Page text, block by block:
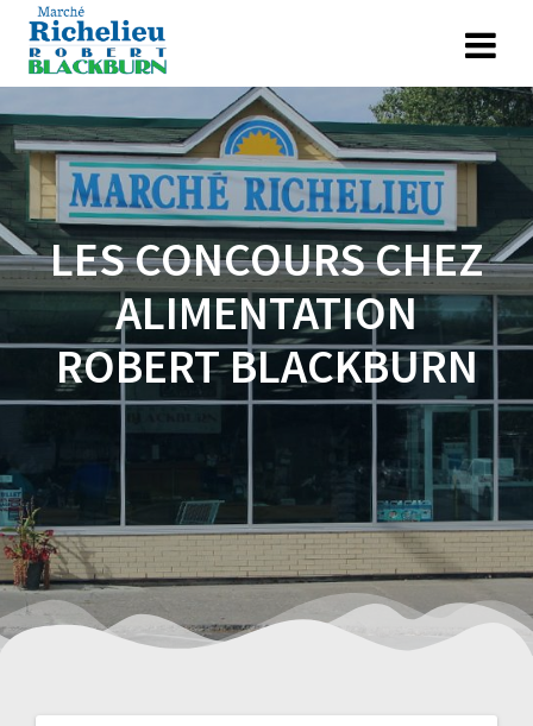
LES CONCOURS CHEZ
ALIMENTATION
ROBERT BLACKBURN